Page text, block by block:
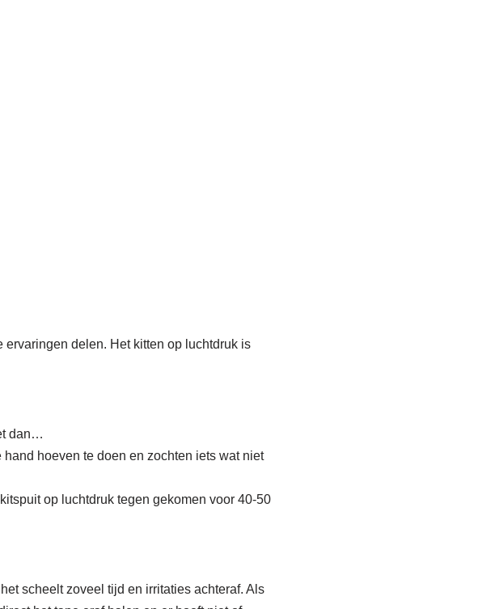
delen. Het kitten op luchtdruk is
dan…
hoeven te doen en zochten iets wat niet
op luchtdruk tegen gekomen voor 40-50
scheelt zoveel tijd en irritaties achteraf. Als